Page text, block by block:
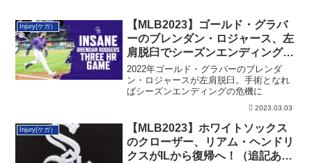
Injury(ケガ）
【MLB2023】ゴールド・グラバ
ーのブレンダン・ロジャース、左
肩脱臼でシーズンエンディングの
危機
2022年ゴールド・グラバーのブレンダ
ン・ロジャースが左肩脱臼。手術となれ
ばシーズンエンディングの危機に
2023.03.03
Injury(ケガ）
【MLB2023】ホワイトソックス
のクローザー、リアム・ヘンドリ
クスがILから復帰へ！（追記あ